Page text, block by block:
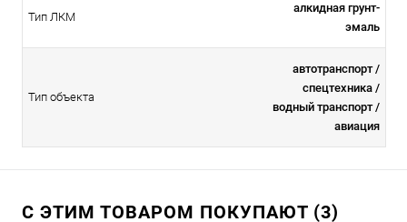
Тип ЛКМ
алкидная грунт-
эмаль
Тип объекта
автотранспорт /
спецтехника /
водный транспорт /
авиация
С ЭТИМ ТОВАРОМ ПОКУПАЮТ (3)